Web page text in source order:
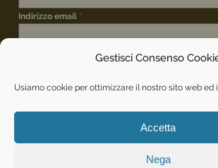
Gestisci Consenso
Usiamo cookie per ottimizzare il nostro sito web ed
Accetta
Nega
Indirizzo email *
ISCRIZIONE NEWSLETTER*
aggiornato sui vostri eventi.